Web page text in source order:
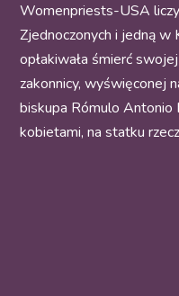
Womenpriests-USA
Zjednoczonych i jedną
opłakiwała śmierć
zakonnicy, wyświęconej
biskupa Rómulo Antonio
kobietami, na statku